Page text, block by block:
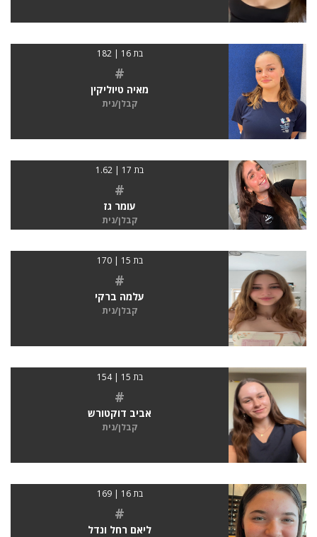
בת 16 | 182
#
מאיה טיוליקין
קבלן/נית
בת 17 | 1.62
#
עומר גז
קבלן/נית
בת 15 | 170
#
עלמה ברקי
קבלן/נית
בת 15 | 154
#
אביב דוקטורש
קבלן/נית
בת 16 | 169
#
ליאם רחל ונדל